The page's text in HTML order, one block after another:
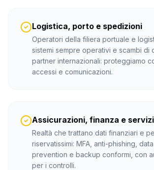
Logistica, porto e spedizioni
Operatori della filiera portuale e
sistemi sempre operativi e scambi di
partner internazionali: proteggiamo
accessi e comunicazioni.
Assicurazioni, finanza e servizi
Realtà che trattano dati finanziari e
riservatissimi: MFA, anti-phishing,
prevention e backup conformi, con
per i controlli.